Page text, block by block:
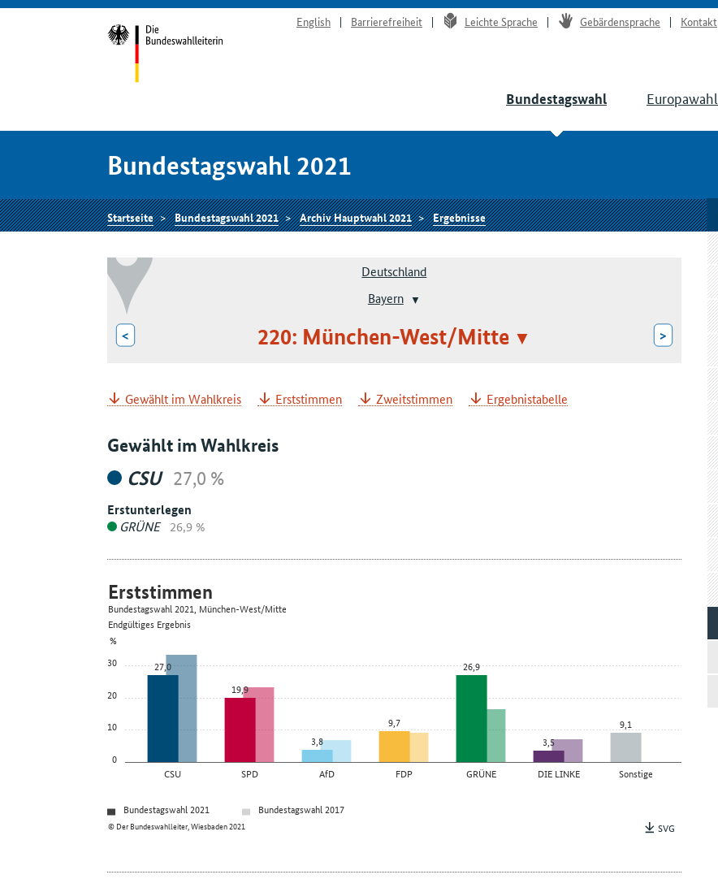
English Barrierefreiheit Leichte Sprache Gebärdensprache Kontakt
Bundestagswahl Europawahl
Bundestagswahl 2021
Startseite Bundestagswahl 2021 Archiv Hauptwahl 2021 Ergebnisse
Deutschland
Bayern
< 220: München-West/Mitte >
Gewählt im Wahlkreis Erststimmen Zweitstimmen Ergebnistabelle
Gewählt im Wahlkreis
CSU 27,0 %
Erstunterlegen
GRÜNE 26,9 %
0
10
20
30
%
CSU SPD AfD FDP GRÜNE DIE LINKE Sonstige
27,0
19,9
3,8
9,7
26,9
3,5
9,1
© Der Bundeswahlleiter, Wiesbaden 2021
Erststimmen
Bundestagswahl 2021, München-West/Mitte
Endgültiges Ergebnis
Bundestagswahl 2021
Bundestagswahl 2017
SVG